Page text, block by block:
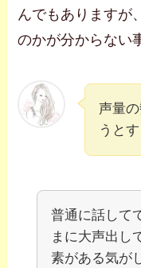
んでもありますが
のかが分からない
声量
うと
普通に話して
まに大声出し
素がある気が